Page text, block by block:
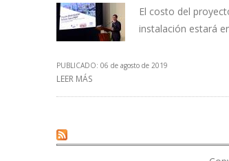
El costo del
instalación estará
PUBLICADO: 06 de agosto de 2019
LEER MÁS
Páginas